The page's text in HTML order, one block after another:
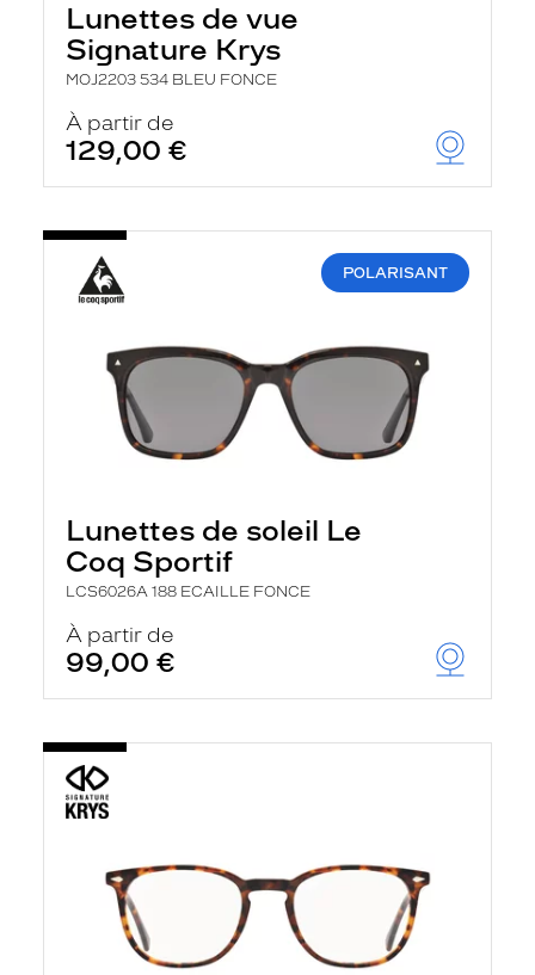
Lunettes de vue
Signature Krys
MOJ2203 534 BLEU FONCE
À partir de
129,00 €
POLARISANT
Lunettes de soleil Le
Coq Sportif
LCS6026A 188 ECAILLE FONCE
À partir de
99,00 €